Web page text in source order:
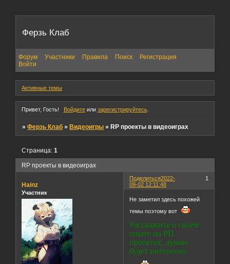
Ферзь Клаб
Форум Участники Правила Поиск
Регистрация
Войти
Активные темы
Привет, Гость! Войдитеили зарегистрируйтесь.
»Ферзь Клаб »Видеоигры »RP проекты в видеоиграх
RP проекты в видеоиграх
Страница:1
Поделиться 1
2022-
09-02 12:11:48
Hainz
Участник
Не заметил здесь похожей
темы поэтому вот
Расскажите о своём
опыте на РП
проектах, думаю
будет интересно